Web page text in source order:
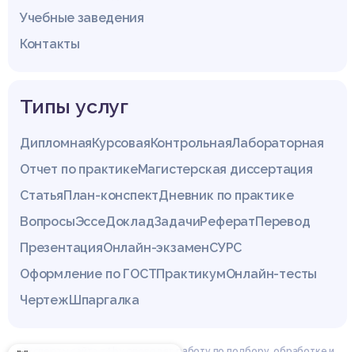
Учебные заведения
Контакты
Типы услуг
ДипломнаяКурсоваяКонтрольнаяЛабораторная
Отчет по практикеМагистерская диссертация
СтатьяПлан-конспектДневник по практике
ВопросыЭссеДокладЗадачиРефератПеревод
ПрезентацияОнлайн-экзаменСУРС
Оформление по ГОСТПрактикумОнлайн-тесты
ЧертежШпаргалка